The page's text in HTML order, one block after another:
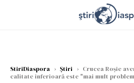
StiriDiaspora › Știri › Crucea Roșie
calitate inferioară este "mai mult